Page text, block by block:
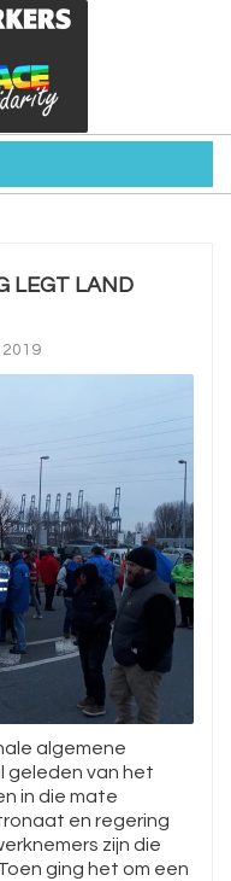
LEGT LAND
algemene
geleden van het
in die mate
en regering
zijn die
ging het om een